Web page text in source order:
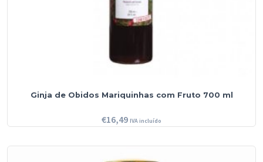
Ginja de Obidos Mariquinhas com Fruto 700 ml
€16,49 IVA incluído